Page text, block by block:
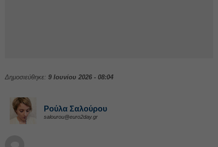
Δημοσιεύθηκε: 9 Ιουνίου 2026 - 08:04
Ρούλα Σαλούρου
salourou@euro2day.gr